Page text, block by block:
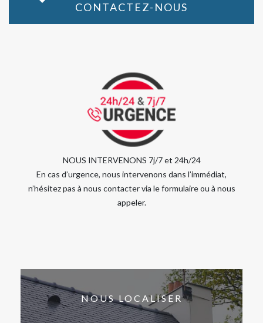
CONTACTEZ-NOUS
NOUS INTERVENONS 7j/7 et 24h/24
En cas d’urgence, nous intervenons dans l’immédiat,
n’hésitez pas à nous contacter via le formulaire ou à nous
appeler.
NOUS LOCALISER